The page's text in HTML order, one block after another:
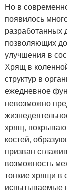
Но в
появилось
разработанных
позволяющих
улучшения в
Хрящ в
структур в
ежедневное
невозможно
хрящ,
костей,
призван
возможность
тонкие хрящи в
испытываемые